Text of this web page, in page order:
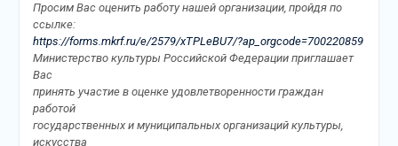
Просим Вас оценить работу нашей организации, пройдя по
ссылке:
https://forms.mkrf.ru/e/2579/xTPLeBU7/?ap_orgcode=700220859
Министерство культуры Российской Федерации приглашает
Вас
принять участие в оценке удовлетворенности граждан
работой
государственных и муниципальных организаций культуры,
искусства